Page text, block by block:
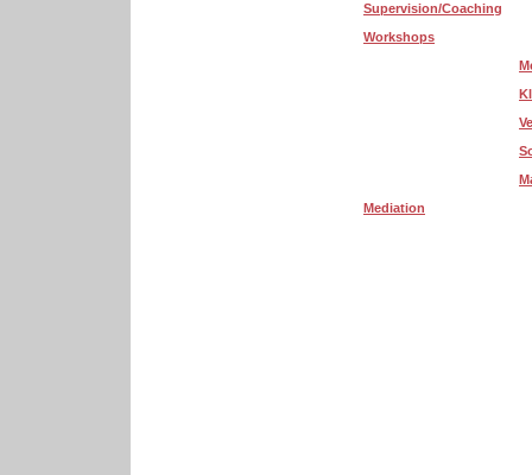
Supervision/Coaching
Workshops
Mediation